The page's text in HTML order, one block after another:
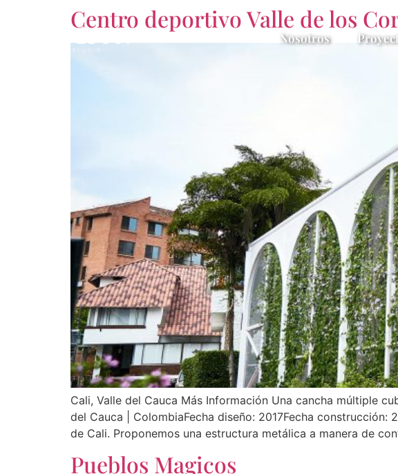
Nosotros
Centro deportivo Valle de los
Cali, Valle del Cauca Más Información Una cancha múltiple
del Cauca | ColombiaFecha diseño: 2017Fecha
de Cali. Proponemos una estructura metálica a manera de
Pueblos Magicos